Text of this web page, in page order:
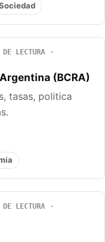
LECTURA
(BCRA)
tasas, politica
LECTURA